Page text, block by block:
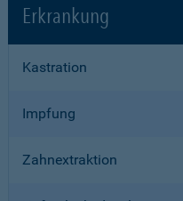
Erkrankung
Kastration
Impfung
Zahnextraktion